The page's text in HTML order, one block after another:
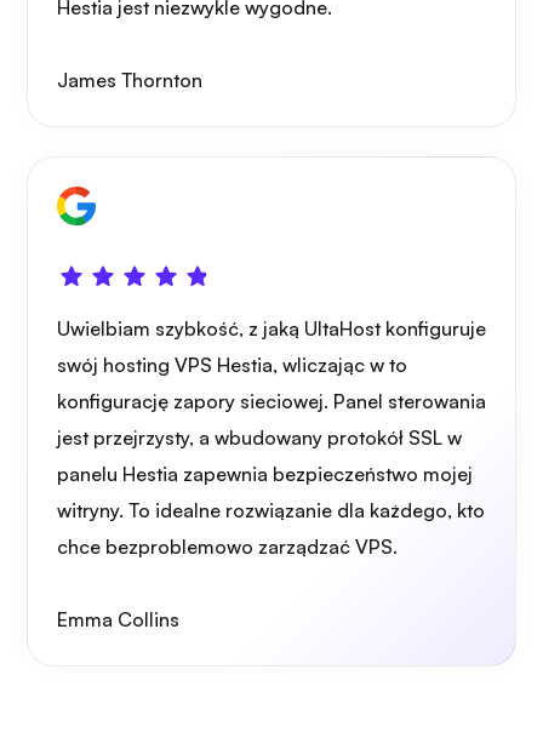
Hestia jest niezwykle wygodne.
James Thornton
Uwielbiam szybkość, z jaką UltaHost konfiguruje
swój hosting VPS Hestia, wliczając w to
konfigurację zapory sieciowej. Panel sterowania
jest przejrzysty, a wbudowany protokół SSL w
panelu Hestia zapewnia bezpieczeństwo mojej
witryny. To idealne rozwiązanie dla każdego, kto
chce bezproblemowo zarządzać VPS.
Emma Collins